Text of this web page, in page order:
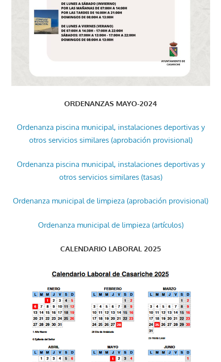
ORDENANZAS MAYO-2024
Ordenanza piscina municipal, instalaciones deportivas y
otros servicios similares (aprobación provisional)
Ordenanza piscina municipal, instalaciones deportivas y
otros servicios similares (tasas)
Ordenanza municipal de limpieza (aprobación provisional)
Ordenanza municipal de limpieza (artículos)
CALENDARIO LABORAL 2025